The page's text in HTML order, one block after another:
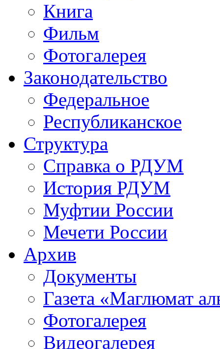
Книга
Фильм
Фотогалерея
Законодательство
Федеральное
Республиканское
Структура
Справка о РДУМ
История РДУМ
Муфтии России
Мечети России
Архив
Документы
Газета «Маглюмат
Фотогалерея
Видеогалерея